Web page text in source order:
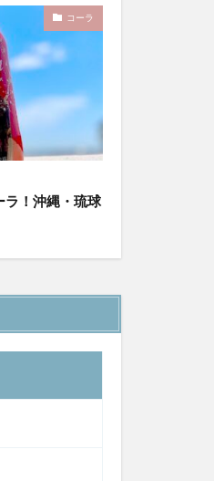
コーラ
ラ！沖縄・琉球